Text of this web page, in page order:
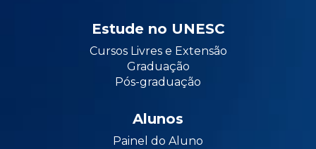
Estude no UNESC
Cursos Livres e Extensão
Graduação
Pós-graduação
Alunos
Painel do Aluno